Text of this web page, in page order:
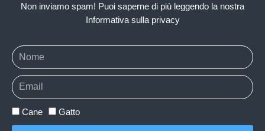
Non inviamo spam! Puoi saperne di più leggendo la nostra
Informativa sulla privacy
Cane Gatto